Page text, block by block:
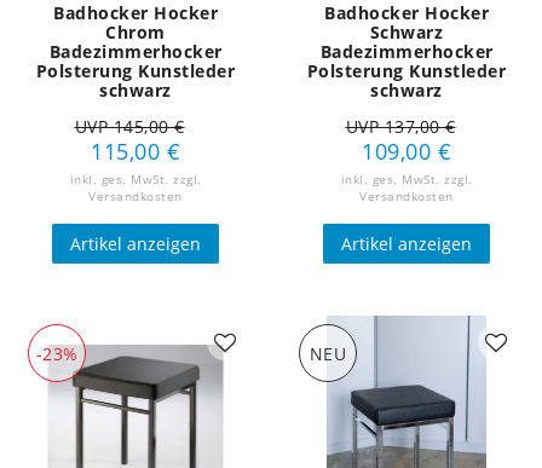
Badhocker Hocker
Chrom
Badezimmerhocker
Polsterung Kunstleder
schwarz
UVP 145,00 €
115,00 €
inkl. ges. MwSt. zzgl.
Versandkosten
Artikel anzeigen
Badhocker Hocker
Schwarz
Badezimmerhocker
Polsterung Kunstleder
schwarz
UVP 137,00 €
109,00 €
inkl. ges. MwSt. zzgl.
Versandkosten
Artikel anzeigen
-23% NEU